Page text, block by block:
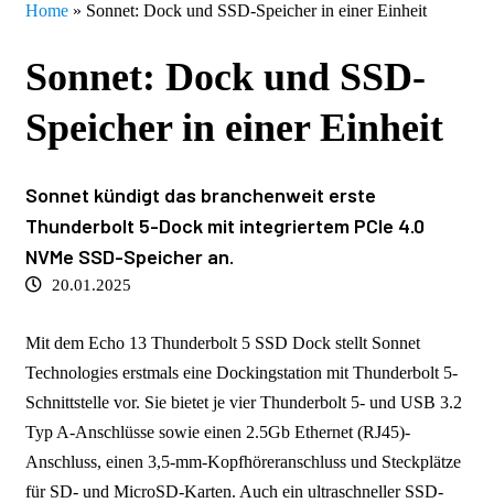
Home » Sonnet: Dock und SSD-Speicher in einer Einheit
Sonnet: Dock und SSD-
Speicher in einer Einheit
Sonnet kündigt das branchenweit erste
Thunderbolt 5-Dock mit integriertem PCIe 4.0
NVMe SSD-Speicher an.
20.01.2025
Mit dem Echo 13 Thunderbolt 5 SSD Dock stellt Sonnet
Technologies erstmals eine Dockingstation mit Thunderbolt 5-
Schnittstelle vor. Sie bietet je vier Thunderbolt 5- und USB 3.2
Typ A-Anschlüsse sowie einen 2.5Gb Ethernet (RJ45)-
Anschluss, einen 3,5-mm-Kopfhöreranschluss und Steckplätze
für SD- und MicroSD-Karten. Auch ein ultraschneller SSD-